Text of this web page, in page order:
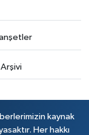
kaynak
Her hakkı